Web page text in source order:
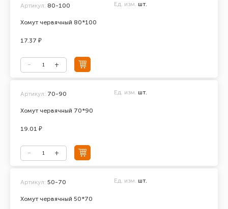
Хомут червячный 80*100
Артикул: 80-100 Ед. изм. шт.
17.37 ₽
Хомут червячный 70*90
Артикул: 70-90 Ед. изм. шт.
19.01 ₽
Хомут червячный 50*70
Артикул: 50-70 Ед. изм. шт.